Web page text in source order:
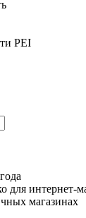
PEI
для интернет-
магазинах